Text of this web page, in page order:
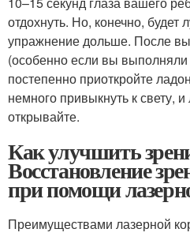
отдохнуть. Но, конечно, будет
упражнение дольше. После
(особенно если вы выполняли
постепенно приоткройте
немного привыкнуть к свету,
открывайте.
Как улучшить
Восстановление
при помощи
Преимуществами лазерной